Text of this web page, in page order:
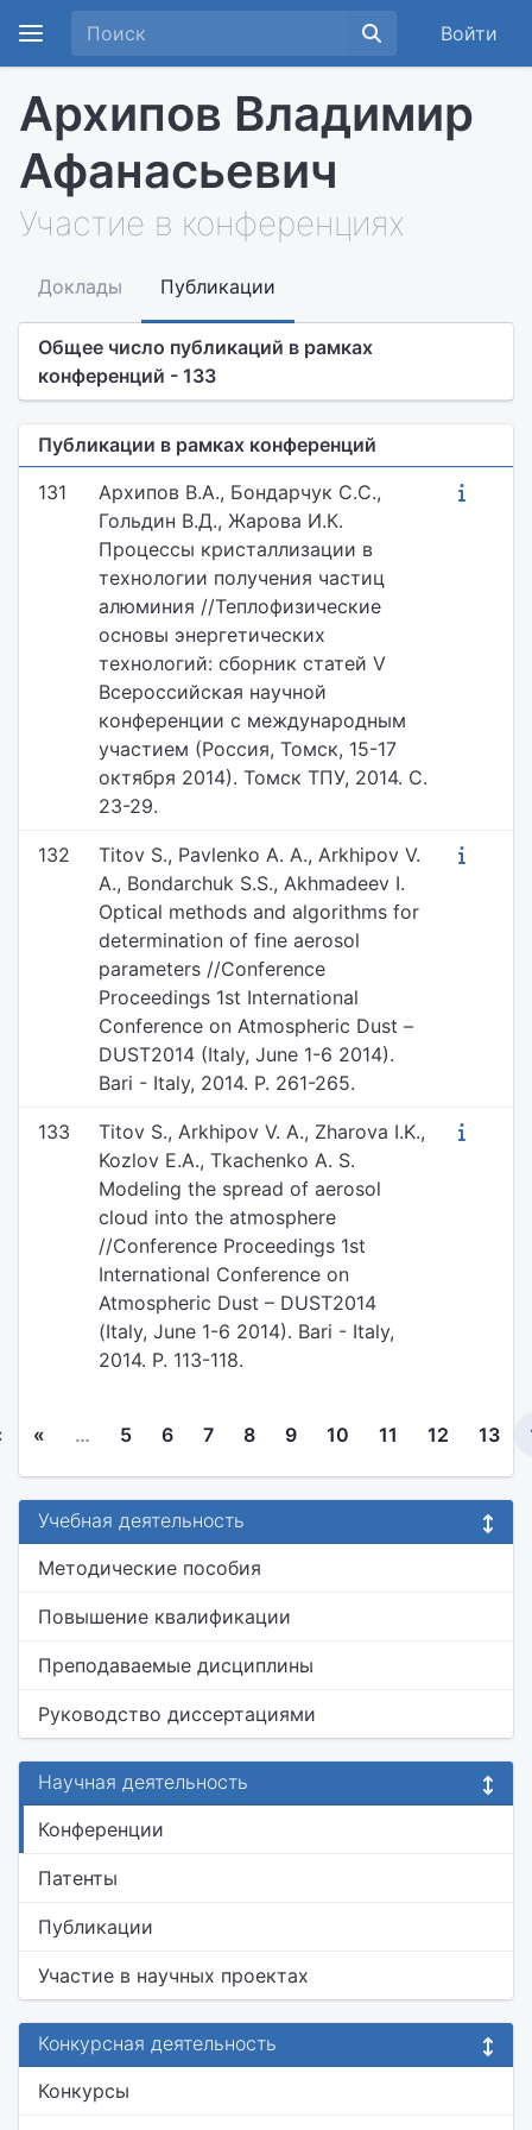
Войти
Архипов Владимир
Афанасьевич
Участие в конференциях
Доклады Публикации
Общее число публикаций в рамках
конференций - 133
Публикации в рамках конференций
131
Архипов В.А., Бондарчук С.С.,
Гольдин В.Д., Жарова И.К.
Процессы кристаллизации в
технологии получения частиц
алюминия //Теплофизические
основы энергетических
технологий: сборник статей V
Всероссийская научной
конференции с международным
участием (Россия, Томск, 15-17
октября 2014). Томск ТПУ, 2014. С.
23-29.
132
Titov S., Pavlenko A. A., Arkhipov V.
A., Bondarchuk S.S., Akhmadeev I.
Optical methods and algorithms for
determination of fine aerosol
parameters //Conference
Proceedings 1st International
Conference on Atmospheric Dust –
DUST2014 (Italy, June 1-6 2014).
Bari - Italy, 2014. P. 261-265.
133
Titov S., Arkhipov V. A., Zharova I.K.,
Kozlov E.A., Tkachenko A. S.
Modeling the spread of aerosol
cloud into the atmosphere
//Conference Proceedings 1st
International Conference on
Atmospheric Dust – DUST2014
(Italy, June 1-6 2014). Bari - Italy,
2014. P. 113-118.
« … 5 6 7 8 9 10 11 12 13
Учебная деятельность
Методические пособия
Повышение квалификации
Преподаваемые дисциплины
Руководство диссертациями
Научная деятельность
Конференции
Патенты
Публикации
Участие в научных проектах
Конкурсная деятельность
Конкурсы